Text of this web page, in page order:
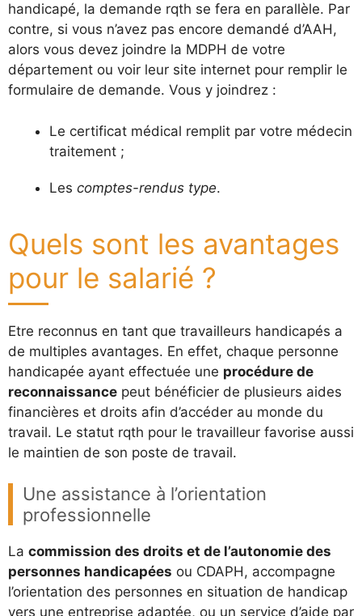
handicapé, la demande rqth se fera en parallèle. Par
contre, si vous n’avez pas encore demandé d’AAH,
alors vous devez joindre la MDPH de votre
département ou voir leur site internet pour remplir le
formulaire de demande. Vous y joindrez :
Le certificat médical remplit par votre médecin
traitement ;
Les comptes-rendus type.
Quels sont les avantages
pour le salarié ?
Etre reconnus en tant que travailleurs handicapés a
de multiples avantages. En effet, chaque personne
handicapée ayant effectuée une procédure de
reconnaissance peut bénéficier de plusieurs aides
financières et droits afin d’accéder au monde du
travail. Le statut rqth pour le travailleur favorise aussi
le maintien de son poste de travail.
Une assistance à l’orientation
professionnelle
La commission des droits et de l’autonomie des
personnes handicapées ou CDAPH, accompagne
l’orientation des personnes en situation de handicap
vers une entreprise adaptée, ou un service d’aide par